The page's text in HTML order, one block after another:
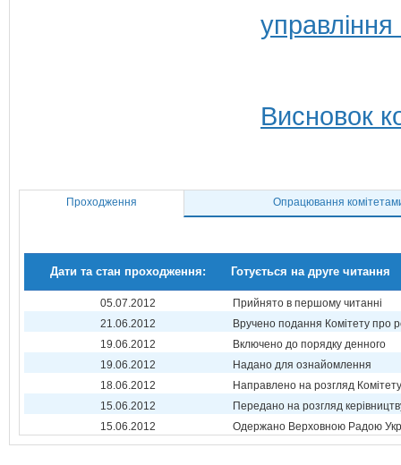
Висновок
Проходження Опрацювання
Дати та стан проходження: Готується на друге читання
05.07.2012
Прийнято в першому читанні
21.06.2012
Вручено подання Комітету про
19.06.2012
Включено до порядку денного
19.06.2012
Надано для ознайомлення
18.06.2012
Направлено на розгляд Комітету
15.06.2012
Передано на розгляд
15.06.2012
Одержано Верховною Радою